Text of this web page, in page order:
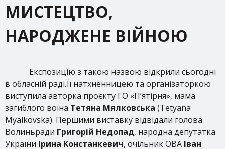
МИСТЕЦТВО,
НАРОДЖЕНЕ ВІЙНОЮ
Експозицію з такою назвою відкрили сьогодні
в обласній раді.Її натхненницею та організаторкою
виступила авторка проєкту ГО «П’ятірня», мама
загиблого воїна Тетяна Мялковська (Tetyana
Myalkovska). Першими виставку відвідали голова
Волиньради Григорій Недопад, народна депутатка
України Ірина Констанкевич, очільник ОВА Іван